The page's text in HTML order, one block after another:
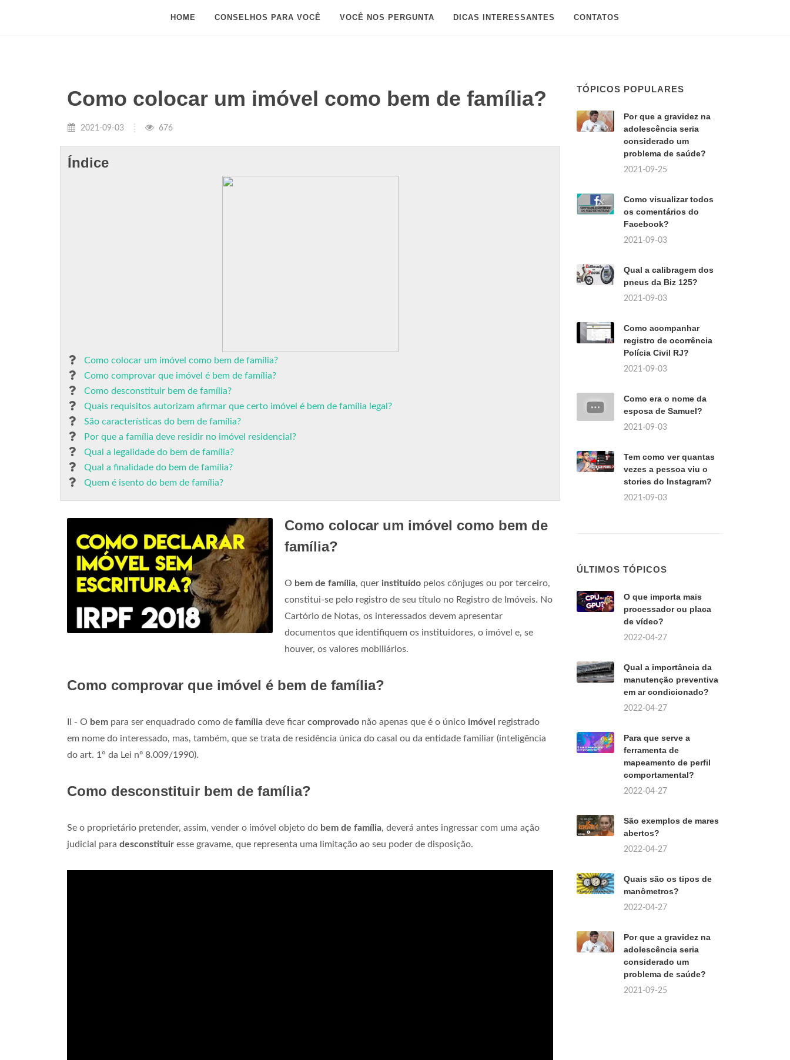
HOME CONSELHOS PARA VOCÊ VOCÊ NOS PERGUNTA DICAS INTERESSANTES CONTATOS
Como colocar um imóvel como bem de família?
2021-09-03 676
Índice
Como colocar um imóvel como bem de família?
Como comprovar que imóvel é bem de família?
Como desconstituir bem de família?
Quais requisitos autorizam afirmar que certo imóvel é bem de família legal?
São características do bem de família?
Por que a família deve residir no imóvel residencial?
Qual a legalidade do bem de família?
Qual a finalidade do bem de família?
Quem é isento do bem de família?
Como colocar um imóvel como bem de
família?
O bem de família, quer instituído pelos cônjuges ou por terceiro,
constitui-se pelo registro de seu título no Registro de Imóveis. No
Cartório de Notas, os interessados devem apresentar
documentos que identifiquem os instituidores, o imóvel e, se
houver, os valores mobiliários.
Como comprovar que imóvel é bem de família?
II - O bem para ser enquadrado como de família deve ficar comprovado não apenas que é o único imóvel
registrado
em nome do interessado, mas, também, que se trata de residência única do casal ou da entidade familiar (inteligência
do art. 1° da Lei nº 8.009/1990).
Como desconstituir bem de família?
Se o proprietário pretender, assim, vender o imóvel objeto do bem de família, deverá antes ingressar com uma ação
judicial para desconstituir esse gravame, que representa uma limitação ao seu poder de disposição.
TÓPICOS POPULARES
Por que a gravidez na
adolescência seria
considerado um
problema de saúde?
2021-09-25
Como visualizar todos
os comentários do
Facebook?
2021-09-03
Qual a calibragem dos
pneus da Biz 125?
2021-09-03
Como acompanhar
registro de ocorrência
Polícia Civil RJ?
2021-09-03
Como era o nome da
esposa de Samuel?
2021-09-03
Tem como ver quantas
vezes a pessoa viu o
stories do Instagram?
2021-09-03
ÚLTIMOS TÓPICOS
O que importa mais
processador ou placa
de vídeo?
2022-04-27
Qual a importância da
manutenção preventiva
em ar condicionado?
2022-04-27
Para que serve a
ferramenta de
mapeamento de perfil
comportamental?
2022-04-27
São exemplos de mares
abertos?
2022-04-27
Quais são os tipos de
manômetros?
2022-04-27
Por que a gravidez na
adolescência seria
considerado um
problema de saúde?
2021-09-25